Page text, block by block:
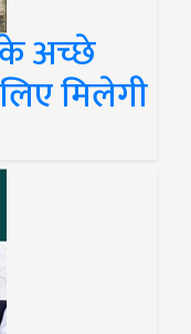
के अच्छे
मिलेगी